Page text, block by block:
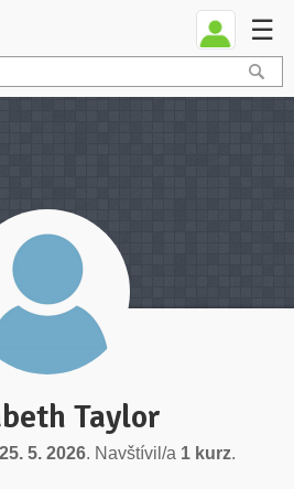
☰
Taylor
25. 5. 2026. Navštívil/a 1 kurz.